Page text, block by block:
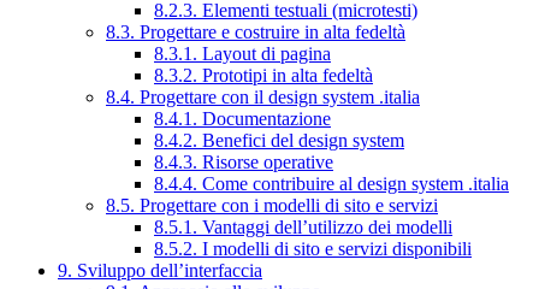
8.2.3. Elementi testuali (microtesti)
8.3. Progettare e costruire in alta fedeltà
8.3.1. Layout di pagina
8.3.2. Prototipi in alta fedeltà
8.4. Progettare con il design system .italia
8.4.1. Documentazione
8.4.2. Benefici del design system
8.4.3. Risorse operative
8.4.4. Come contribuire al design system .italia
8.5. Progettare con i modelli di sito e servizi
8.5.1. Vantaggi dell’utilizzo dei modelli
8.5.2. I modelli di sito e servizi disponibili
9. Sviluppo dell’interfaccia